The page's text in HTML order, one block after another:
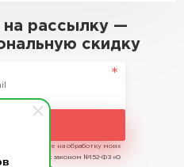
на рассылку —
скидку
свое согласие на обработку моих
с законом №152-ФЗ «О